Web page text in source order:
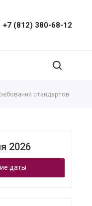
+7 (812) 380-68-12
стандартов
2026
даты